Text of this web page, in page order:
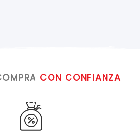
CON CONFIANZA